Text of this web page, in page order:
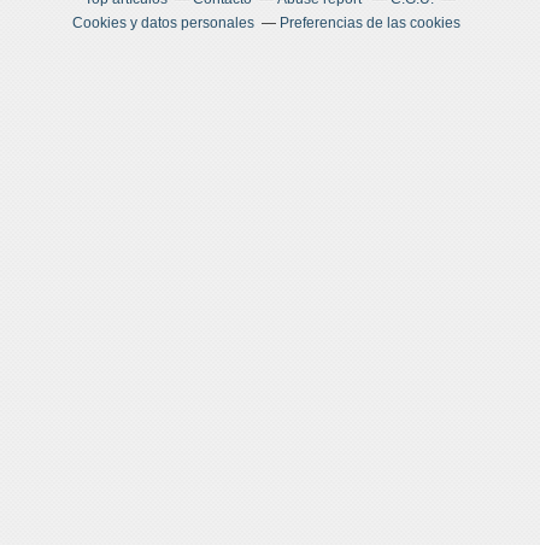
Cookies y datos personales
Preferencias de las cookies